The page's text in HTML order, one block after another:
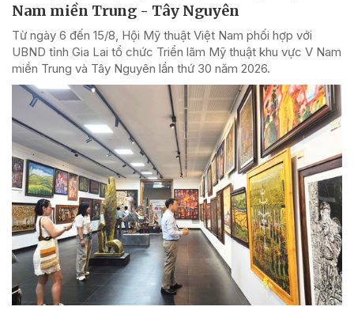
Nam miền Trung - Tây Nguyên
Từ ngày 6 đến 15/8, Hội Mỹ thuật Việt Nam phối hợp với
UBND tỉnh Gia Lai tổ chức Triển lãm Mỹ thuật khu vực V Nam
miền Trung và Tây Nguyên lần thứ 30 năm 2026.